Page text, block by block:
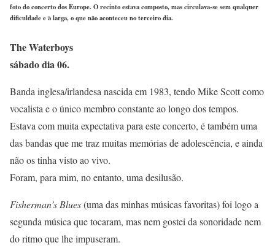
foto do concerto dos Europe. O recinto estava composto, mas circulava-se sem qualquer
dificuldade e à larga, o que não aconteceu no terceiro dia.
The Waterboys
sábado dia 06.
Banda inglesa/irlandesa nascida em 1983, tendo Mike Scott como
vocalista e o único membro constante ao longo dos tempos.
Estava com muita expectativa para este concerto, é também uma
das bandas que me traz muitas memórias de adolescência, e ainda
não os tinha visto ao vivo.
Foram, para mim, no entanto, uma desilusão.
Fisherman’s Blues(uma das minhas músicas favoritas) foi logo a
segunda música que tocaram, mas nem gostei da sonoridade nem
do ritmo que lhe impuseram.